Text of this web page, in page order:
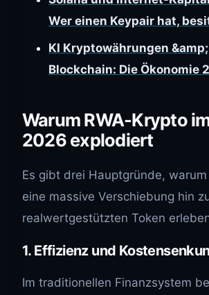
Wer einen Keypair hat,
KI Kryptowährungen &amp;
Blockchain: Die Ökonomie
Warum RWA-Krypto
2026 explodiert
Es gibt drei Hauptgründe,
eine massive Verschiebung hin
realwertgestützten Token
1. Effizienz und
Im traditionellen Finanzsystem